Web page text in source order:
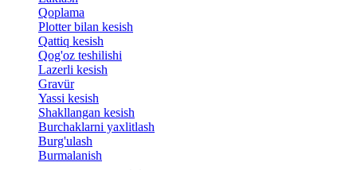
Qoplama
Plotter bilan kesish
Qattiq kesish
Qog'oz teshilishi
Lazerli kesish
Gravür
Yassi kesish
Shakllangan kesish
Burchaklarni yaxlitlash
Burg'ulash
Burmalanish